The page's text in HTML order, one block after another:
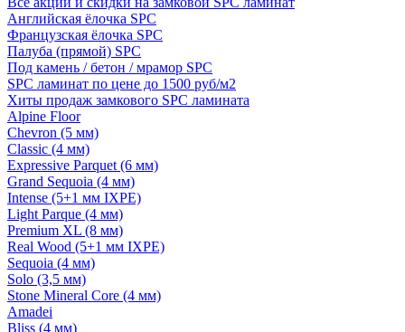
Английская ёлочка SPC
Французская ёлочка SPC
Палуба (прямой) SPC
Под камень / бетон / мрамор SPC
SPC ламинат по цене до 1500 руб/м2
Хиты продаж замкового SPC ламината
Alpine Floor
Chevron (5 мм)
Classic (4 мм)
Expressive Parquet (6 мм)
Grand Sequoia (4 мм)
Intense (5+1 мм IXPE)
Light Parque (4 мм)
Premium XL (8 мм)
Real Wood (5+1 мм IXPE)
Sequoia (4 мм)
Solo (3,5 мм)
Stone Mineral Core (4 мм)
Amadei
Bliss (4 мм)